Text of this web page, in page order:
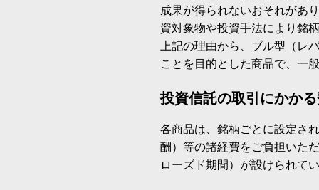
成果が得られないおそれがあ
資対象物や投資手法により銘
上記の理由から、ブル型（レ
ことを目的とした商品で、一
投資信託の取引にかか
各商品は、銘柄ごとに設定さ
酬）等の諸経費をご負担いた
ローズド期間）が設けられて